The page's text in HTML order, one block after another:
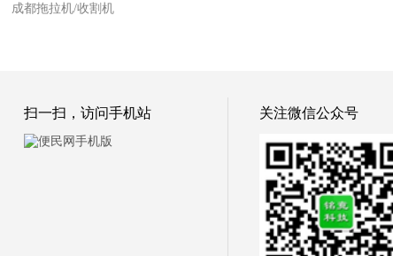
成都拖拉机/收割机
扫一扫，访问手机站 关注微信公众号